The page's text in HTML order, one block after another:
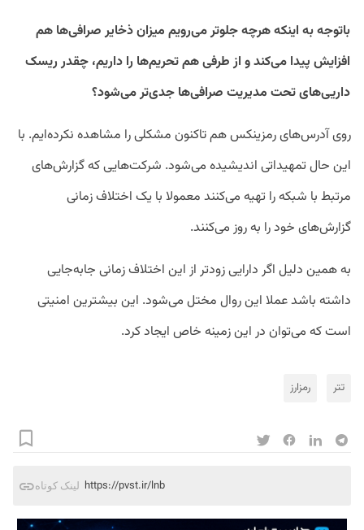
باتوجه به اینکه هرچه جلوتر می‌رویم میزان ذخایر صرافی‌ها هم
افزایش پیدا می‌کند و از طرفی هم تحریم‌ها را داریم، چقدر ریسک
داریی‌های تحت مدیریت صرافی‌ها جدی‌تر می‌شود؟
روی آدرس‌های رمزینکس هم تاکنون مشکلی را مشاهده نکرده‌ایم. با
این حال تمهیداتی اندیشیده می‌شود. شرکت‌هایی که گزارش‌های
مرتبط با شبکه را تهیه می‌کنند معمولا با یک اختلاف زمانی
گزارش‌های خود را به روز می‌کنند.
به همین دلیل اگر دارایی زودتر از این اختلاف زمانی جابه‌جایی
داشته باشد عملا این روال مختل می‌شود. این بیشترین امنیتی
است که می‌توان در این زمینه خاص ایجاد کرد.
تتر رمزارز
لینک کوتاه https://pvst.ir/lnb